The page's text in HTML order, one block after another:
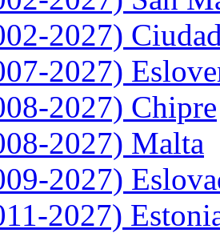
2027)
2027)
2027) Chipre
2027) Malta
2027)
2027)